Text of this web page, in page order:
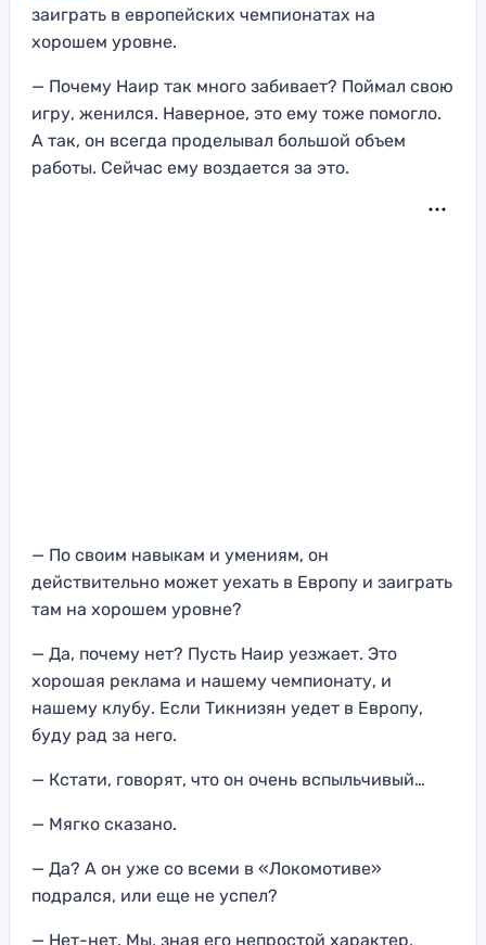
заиграть в европейских чемпионатах на
хорошем уровне.
— Почему Наир так много забивает? Поймал свою
игру, женился. Наверное, это ему тоже помогло.
А так, он всегда проделывал большой объем
работы. Сейчас ему воздается за это.
— По своим навыкам и умениям, он
действительно может уехать в Европу и заиграть
там на хорошем уровне?
— Да, почему нет? Пусть Наир уезжает. Это
хорошая реклама и нашему чемпионату, и
нашему клубу. Если Тикнизян уедет в Европу,
буду рад за него.
— Кстати, говорят, что он очень вспыльчивый…
— Мягко сказано.
— Да? А он уже со всеми в «Локомотиве»
подрался, или еще не успел?
— Нет-нет. Мы, зная его непростой характер,